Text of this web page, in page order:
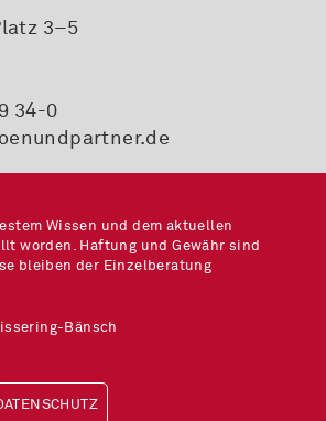
3–5
34-0
Wissen und dem aktuellen
worden. Haftung und Gewähr sind
bleiben der Einzelberatung
Bänsch